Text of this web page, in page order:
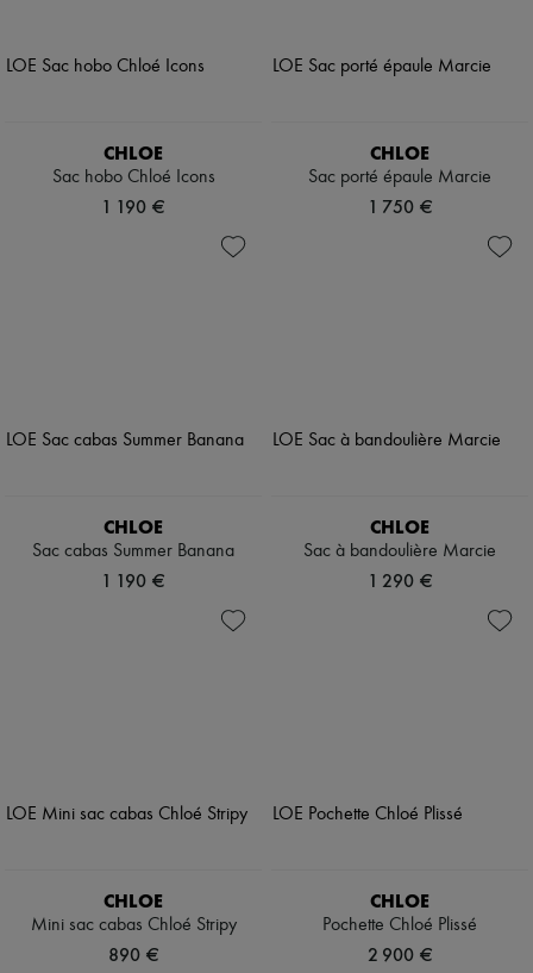
CHLOE
Sac hobo Chloé Icons
1 190 €
CHLOE
Sac porté épaule Marcie
1 750 €
CHLOE
Sac cabas Summer Banana
1 190 €
CHLOE
Sac à bandoulière Marcie
1 290 €
CHLOE
Mini sac cabas Chloé Stripy
890 €
CHLOE
Pochette Chloé Plissé
2 900 €